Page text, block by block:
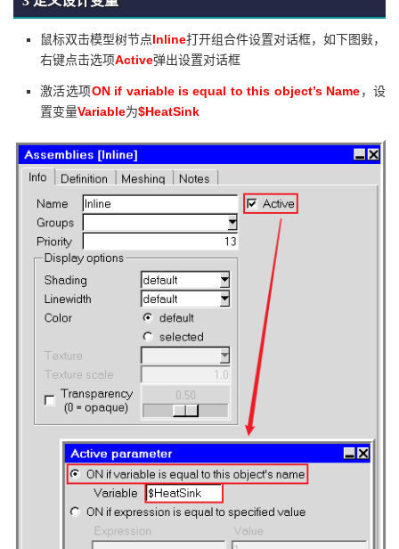
鼠标双击模型树节点Inline打开组合件设置对话框，如下图㪢，
右键点击选项Active弹出设置对话框
激活选项ON if variable is equal to this object’s Name ，设
置变量Variable为$HeatSink